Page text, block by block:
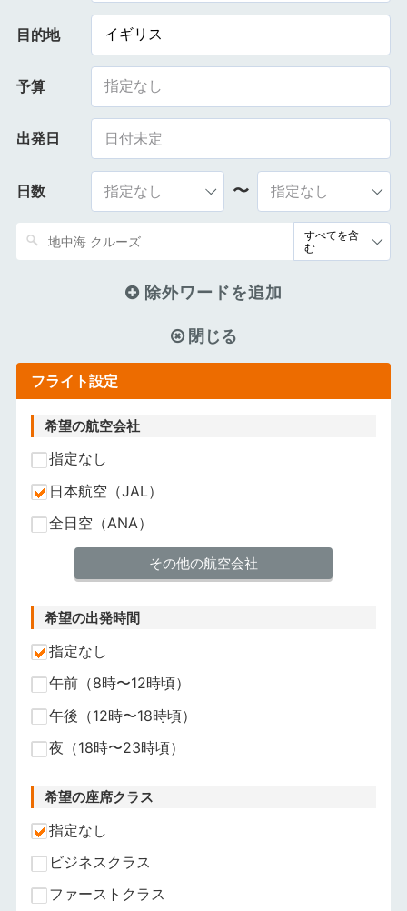
目的地 イギリス
予算 指定なし
出発日
日数 〜
除外ワードを追加
閉じる
フライト設定
希望の航空会社
指定なし
日本航空（JAL）
全日空（ANA）
その他の航空会社
希望の出発時間
指定なし
午前（8時〜12時頃）
午後（12時〜18時頃）
夜（18時〜23時頃）
希望の座席クラス
指定なし
ビジネスクラス
ファーストクラス